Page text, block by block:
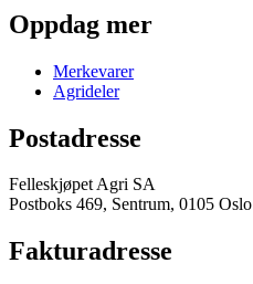
Oppdag mer
Merkevarer
Agrideler
Postadresse
Felleskjøpet Agri SA
Postboks 469, Sentrum, 0105 Oslo
Fakturadresse